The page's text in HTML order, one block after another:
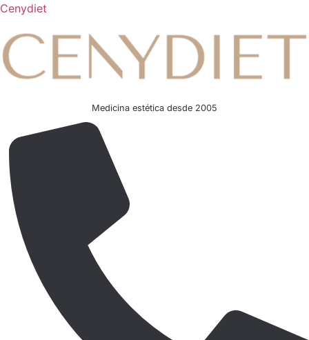
Cenydiet
Medicina estética desde 2005